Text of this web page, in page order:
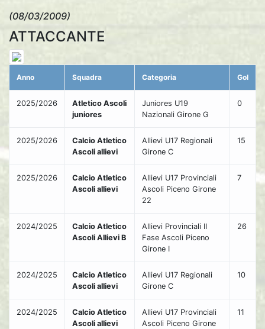
(08/03/2009)
ATTACCANTE
Anno Squadra Categoria Gol
2025/2026
Atletico Ascoli
juniores
Juniores U19
Nazionali Girone G
0
2025/2026
Calcio Atletico
Ascoli allievi
Allievi U17 Regionali
Girone C
15
2025/2026
Calcio Atletico
Ascoli allievi
Allievi U17 Provinciali
Ascoli Piceno Girone
22
7
2024/2025
Calcio Atletico
Ascoli Allievi B
Allievi Provinciali II
Fase Ascoli Piceno
Girone I
26
2024/2025
Calcio Atletico
Ascoli allievi
Allievi U17 Regionali
Girone C
10
2024/2025
Calcio Atletico
Ascoli allievi
Allievi U17 Provinciali
Ascoli Piceno Girone
11